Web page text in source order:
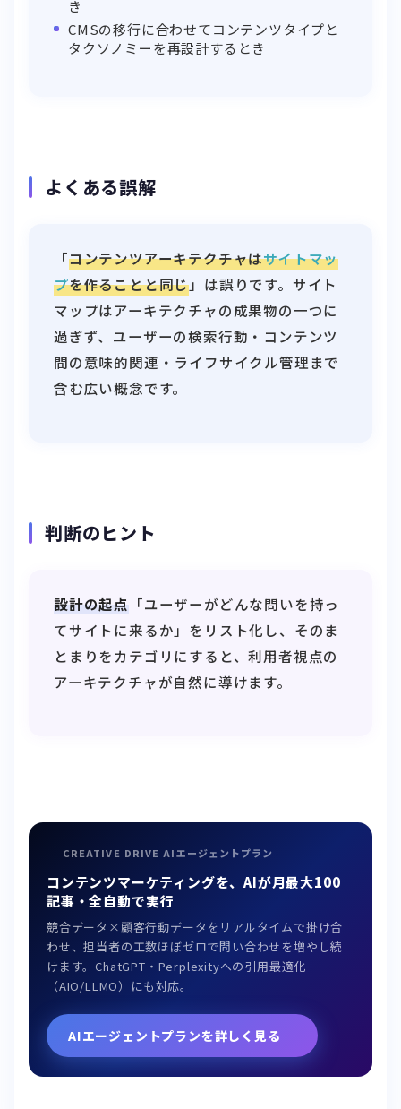
き
CMSの移行に合わせてコンテンツタイプと
タクソノミーを再設計するとき
よくある誤解
「コンテンツアーキテクチャはサイトマッ
プを作ることと同じ」は誤りです。サイト
マップはアーキテクチャの成果物の一つに
過ぎず、ユーザーの検索行動・コンテンツ
間の意味的関連・ライフサイクル管理まで
含む広い概念です。
判断のヒント
設計の起点 「ユーザーがどんな問いを持っ
てサイトに来るか」をリスト化し、そのま
とまりをカテゴリにすると、利用者視点の
アーキテクチャが自然に導けます。
CREATIVE DRIVE AIエージェントプラン
コンテンツマーケティングを、AIが月最大100
記事・全自動で実行
競合データ×顧客行動データをリアルタイムで掛け合
わせ、担当者の工数ほぼゼロで問い合わせを増やし続
けます。ChatGPT・Perplexityへの引用最適化
（AIO/LLMO）にも対応。
AIエージェントプランを詳しく見る